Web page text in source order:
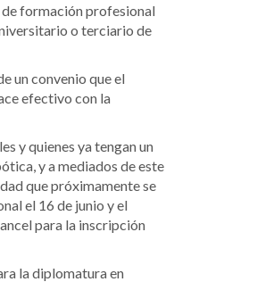
formación profesional
o terciario de
un convenio que el
efectivo con la
y quienes ya tengan un
y a mediados de este
que próximamente se
el 16 de junio y el
para la inscripción
la diplomatura en